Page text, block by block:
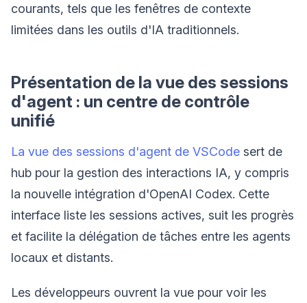
courants, tels que les fenêtres de contexte
limitées dans les outils d'IA traditionnels.
Présentation de la vue des sessions
d'agent : un centre de contrôle
unifié
La vue des sessions d'agent de VSCode sert de
hub pour la gestion des interactions IA, y compris
la nouvelle intégration d'OpenAI Codex. Cette
interface liste les sessions actives, suit les progrès
et facilite la délégation de tâches entre les agents
locaux et distants.
Les développeurs ouvrent la vue pour voir les